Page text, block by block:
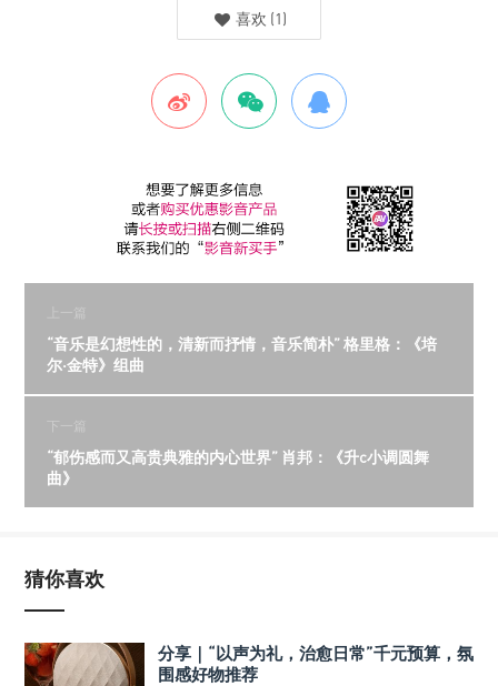
喜欢 (1)
上一篇
“音乐是幻想性的，清新而抒情，音乐简朴” 格里格：《培
尔·金特》组曲
下一篇
“郁伤感而又高贵典雅的内心世界” 肖邦：《升c小调圆舞
曲》
猜你喜欢
分享｜“以声为礼，治愈日常”千元预算，氛
围感好物推荐